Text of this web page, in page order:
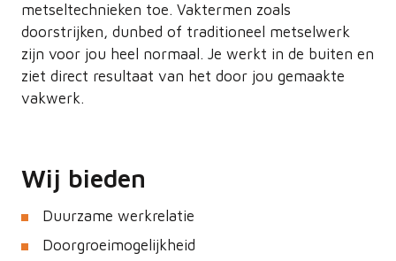
metseltechnieken toe. Vaktermen zoals
doorstrijken, dunbed of traditioneel metselwerk
zijn voor jou heel normaal. Je werkt in de buiten en
ziet direct resultaat van het door jou gemaakte
vakwerk.
Wij bieden
Duurzame werkrelatie
Doorgroeimogelijkheid